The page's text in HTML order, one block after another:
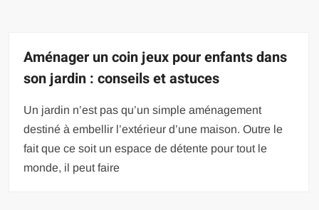
Aménager un coin jeux pour enfants dans
son jardin : conseils et astuces
Un jardin n’est pas qu’un simple aménagement
destiné à embellir l’extérieur d’une maison. Outre le
fait que ce soit un espace de détente pour tout le
monde, il peut faire